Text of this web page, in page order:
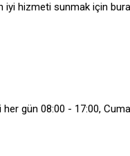
iyi hizmeti sunmak için
gün 08:00 - 17:00,